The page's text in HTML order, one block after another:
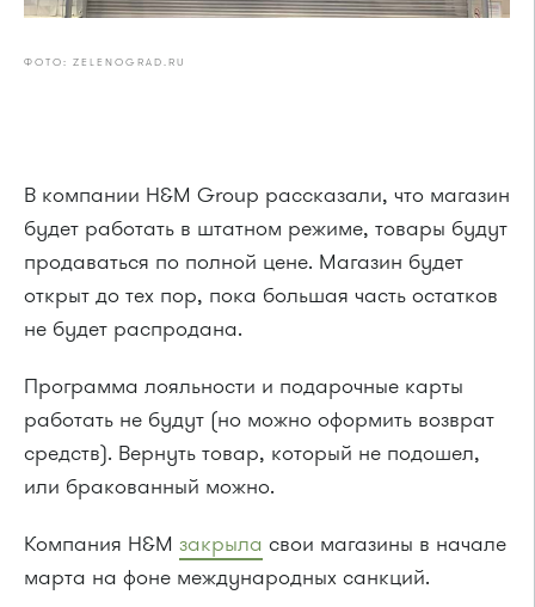
ФОТО: ZELENOGRAD.RU
В компании H&M Group рассказали, что магазин
будет работать в штатном режиме, товары будут
продаваться по полной цене. Магазин будет
открыт до тех пор, пока большая часть остатков
не будет распродана.
Программа лояльности и подарочные карты
работать не будут (но можно оформить возврат
средств). Вернуть товар, который не подошел,
или бракованный можно.
Компания H&M закрыла свои магазины в начале
марта на фоне международных санкций.